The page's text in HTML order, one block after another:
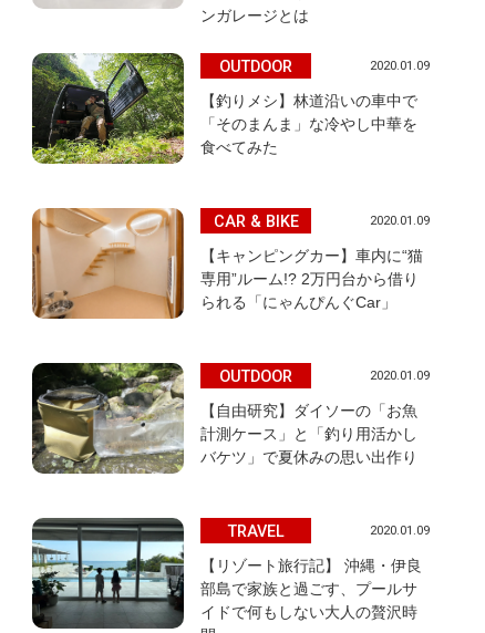
ンガレージとは
OUTDOOR 2020.01.09
【釣りメシ】林道沿いの車中で
「そのまんま」な冷やし中華を
食べてみた
CAR & BIKE 2020.01.09
【キャンピングカー】車内に“猫
専用”ルーム!? 2万円台から借り
られる「にゃんぴんぐCar」
OUTDOOR 2020.01.09
【自由研究】ダイソーの「お魚
計測ケース」と「釣り用活かし
バケツ」で夏休みの思い出作り
TRAVEL 2020.01.09
【リゾート旅行記】 沖縄・伊良
部島で家族と過ごす、プールサ
イドで何もしない大人の贅沢時